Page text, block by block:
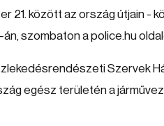
21. között az ország útjain -
szombaton a police.hu
Szervek
egész területén a